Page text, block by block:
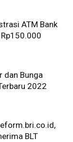
ATM Bank
Rp150.000
dan Bunga
2022
BLT